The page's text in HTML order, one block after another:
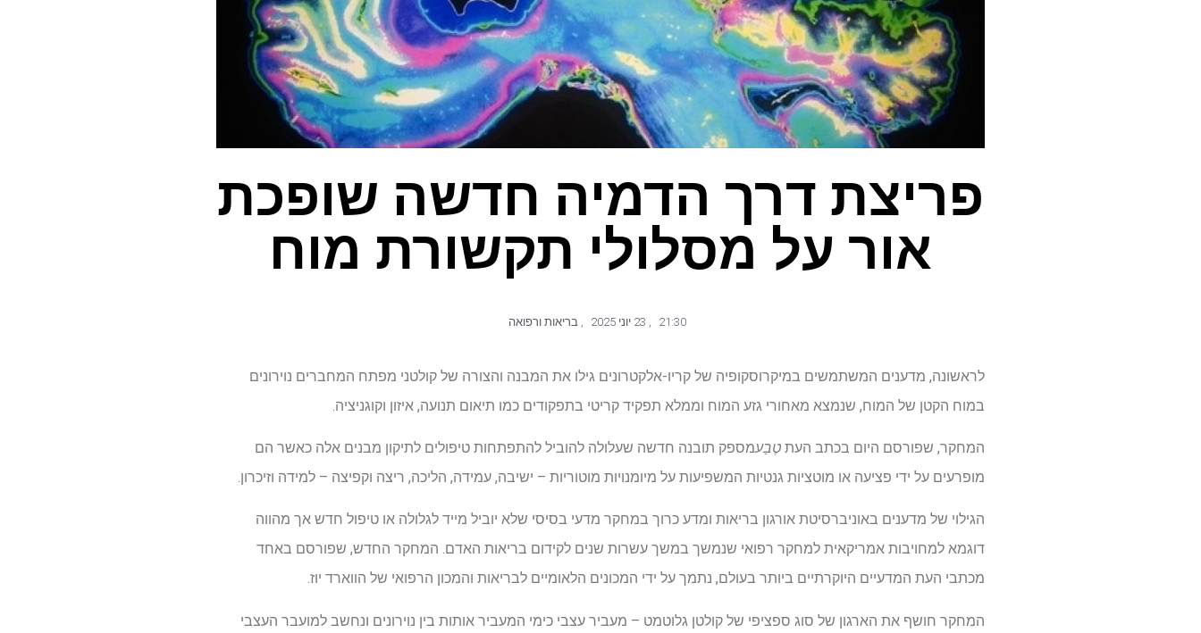
פריצת דרך הדמיה חדשה שופכת
אור על מסלולי תקשורת מוח
21:30
,
, בריאות ורפואה
לראשונה, מדענים המשתמשים במיקרוסקופיה של קריו-אלקטרונים גילו את המבנה והצורה של קולטני מפתח המחברים נוירונים
במוח הקטן של המוח, שנמצא מאחורי גזע המוח וממלא תפקיד קריטי בתפקודים כמו תיאום תנועה, איזון וקוגניציה.
המחקר, שפורסם היום בכתב העת טֶבַעמספק תובנה חדשה שעלולה להוביל להתפתחות טיפולים לתיקון מבנים אלה כאשר הם
מופרעים על ידי פציעה או מוטציות גנטיות המשפיעות על מיומנויות מוטוריות – ישיבה, עמידה, הליכה, ריצה וקפיצה – למידה וזיכרון.
הגילוי של מדענים באוניברסיטת אורגון בריאות ומדע כרוך במחקר מדעי בסיסי שלא יוביל מייד לגלולה או טיפול חדש אך מהווה
דוגמא למחויבות אמריקאית למחקר רפואי שנמשך במשך עשרות שנים לקידום בריאות האדם. המחקר החדש, שפורסם באחד
מכתבי העת המדעיים היוקרתיים ביותר בעולם, נתמך על ידי המכונים הלאומיים לבריאות והמכון הרפואי של הווארד יוז.
המחקר חושף את הארגון של סוג ספציפי של קולטן גלוטמט – מעביר עצבי כימי המעביר אותות בין נוירונים ונחשב למועבר העצבי